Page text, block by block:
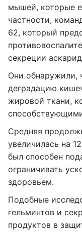
мышей, которые
частности,
62, который
секреции
Они обнаружили,
деградацию
жировой ткани,
Средняя
увеличилась на
был способен
ограничивать
здоровьем.
Подобные
гельминтов и
продуктов в